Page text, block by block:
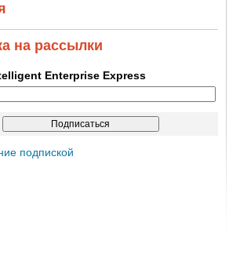
на рассылки
Enterprise Express
подпиской